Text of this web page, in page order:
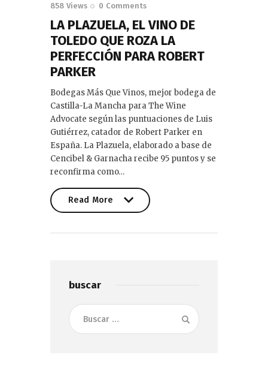
858 Views 0 Comments
LA PLAZUELA, EL VINO DE
TOLEDO QUE ROZA LA
PERFECCIÓN PARA ROBERT
PARKER
Bodegas Más Que Vinos, mejor bodega de
Castilla-La Mancha para The Wine
Advocate según las puntuaciones de Luis
Gutiérrez, catador de Robert Parker en
España. La Plazuela, elaborado a base de
Cencibel & Garnacha recibe 95 puntos y se
reconfirma como…
Read More
buscar
Buscar: